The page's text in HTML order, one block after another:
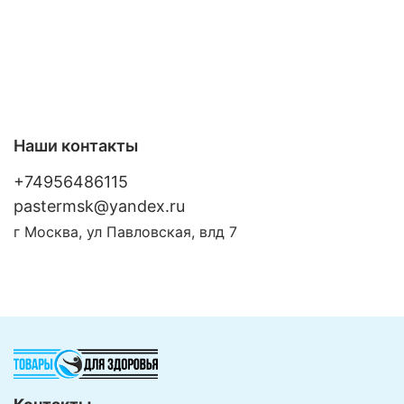
Наши контакты
+74956486115
pastermsk@yandex.ru
г Москва, ул Павловская, влд 7